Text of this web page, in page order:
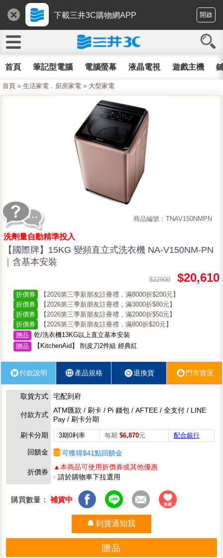
下載三井3C購物網APP 開啟
首頁 筆記型電腦 電腦螢幕 液晶電視 遊戲主機
首頁 » 生活家電．廚房家電 » 大型家電
商品編號：TNAV150NMPN
洗劑量自動精準投入
【國際牌】15KG 變頻直立式洗衣機 NA-V150NM-PN
｜含基本安裝
$22900 $20,610
折價券
【2026第三季新朋友註冊禮，滿8000折$200元】
折價券
【2026第三季新朋友註冊禮，滿3000折$80元】
折價券
【2026第三季新朋友註冊禮，滿2000折$50元】
折價券
【2026第三季新朋友註冊禮，滿800折$20元】
贈品
乾/洗衣機13KG以上直立基本安裝
贈品
【KitchenAid】 削皮刀2件組 經典紅
付款說明 產品規格 退換貨 門市貨況
取貨方式 宅配到府
付款方式
ATM匯款 / 刷卡 / Pi 錢包 / AFTEE / 全支付 / LINE
Pay / 刷卡分期
刷卡分期
3期0利率 每期 $6,870元 配合銀行
回饋金 可獲得$41點回饋金
折價券
▲本商品可使用折價券或其他優惠
· 請於購物車下拉選用
購買數量： 補貨中
到貨通知我
贈品